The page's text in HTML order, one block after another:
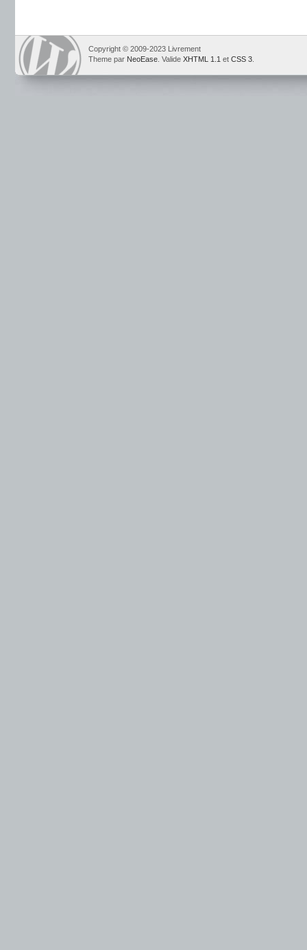
Copyright © 2009-2023 Livrement
Theme par NeoEase . Valide XHTML 1.1 et CSS 3